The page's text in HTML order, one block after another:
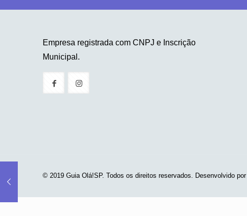
Empresa registrada com CNPJ e Inscrição
Municipal.
© 2019 Guia Olá!SP. Todos os direitos reservados. Desenvolvido por